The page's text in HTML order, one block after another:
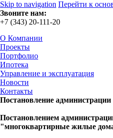
Skip to navigation Перейти к
Звоните нам:
+7 (343) 20-111-20
О Компании
Проекты
Портфолио
Ипотека
Управление и эксплуатация
Новости
Контакты
Постановление
Постановлением
"многоквартирные жилые дома